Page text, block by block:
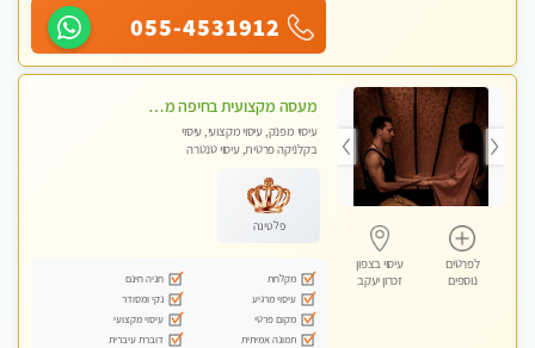
055-4531912
לפרטים
נוספים
עיסוי בצפון
זכרון יעקב
מעסה מקצועית בחיפה מעסה קלאסית ומפנקת להתקשר דרך -0505750417 WhatsApp מוזמן לחוויה בלתי נשכחת!!
עיסוי מפנק, עיסוי מקצועי, עיסוי
בקלניקה פרטית, עיסוי טנטרה
פלטינה
מקלחת
חניה חינם
עיסוי מרגיע
נקי ומסודר
מקום פרטי
עיסוי מקצועי
תמונה אמיתית
דוברת עיברית